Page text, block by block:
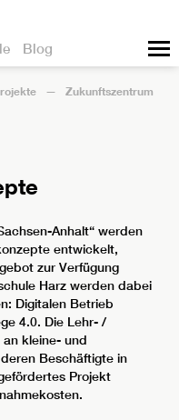
Blog
Zukunftszentrum
Anhalt“ werden
entwickelt,
zur Verfügung
Harz werden dabei
Digitalen Betrieb
4.0. Die Lehr- /
kleine- und
Beschäftigte in
Projekt